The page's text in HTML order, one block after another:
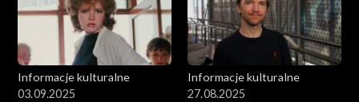
Informacje kulturalne
03.09.2025
Informacje kulturalne
27.08.2025